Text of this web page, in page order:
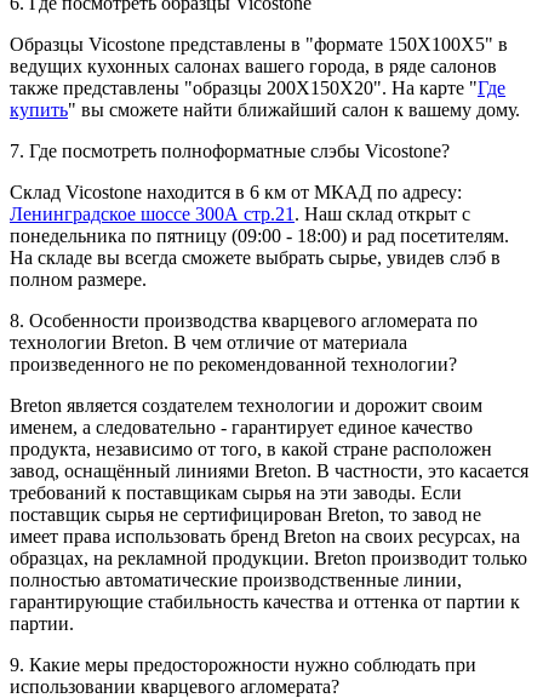
Образцы Vicostone представлены в "формате 150Х100Х5" в
ведущих кухонных салонах вашего города, в ряде салонов
также представлены "образцы 200Х150Х20". На карте "Где
купить" вы сможете найти ближайший салон к вашему дому.
7. Где посмотреть полноформатные слэбы Vicostone?
Склад Vicostone находится в 6 км от МКАД по адресу:
Ленинградское шоссе 300А стр.21 . Наш склад открыт с
понедельника по пятницу (09:00 - 18:00) и рад посетителям.
На складе вы всегда сможете выбрать сырье, увидев слэб в
полном размере.
8. Особенности производства кварцевого агломерата по
технологии Breton. В чем отличие от материала
произведенного не по рекомендованной технологии?
Breton является создателем технологии и дорожит своим
именем, а следовательно - гарантирует единое качество
продукта, независимо от того, в какой стране расположен
завод, оснащённый линиями Breton. В частности, это касается
требований к поставщикам сырья на эти заводы. Если
поставщик сырья не сертифицирован Breton, то завод не
имеет права использовать бренд Breton на своих ресурсах, на
образцах, на рекламной продукции. Breton производит только
полностью автоматические производственные линии,
гарантирующие стабильность качества и оттенка от партии к
партии.
9. Какие меры предосторожности нужно соблюдать при
использовании кварцевого агломерата?